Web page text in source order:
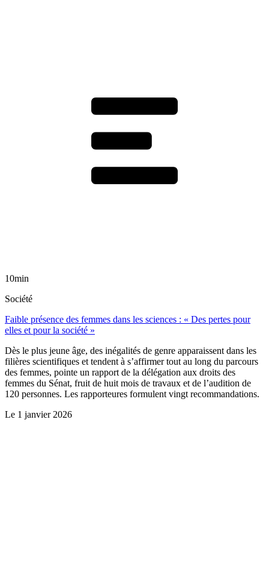
10min
Société
Faible présence des femmes dans les sciences : « Des pertes pour
elles et pour la société »
Dès le plus jeune âge, des inégalités de genre apparaissent dans les
filières scientifiques et tendent à s’affirmer tout au long du parcours
des femmes, pointe un rapport de la délégation aux droits des
femmes du Sénat, fruit de huit mois de travaux et de l’audition de
120 personnes. Les rapporteures formulent vingt recommandations.
Le 1 janvier 2026